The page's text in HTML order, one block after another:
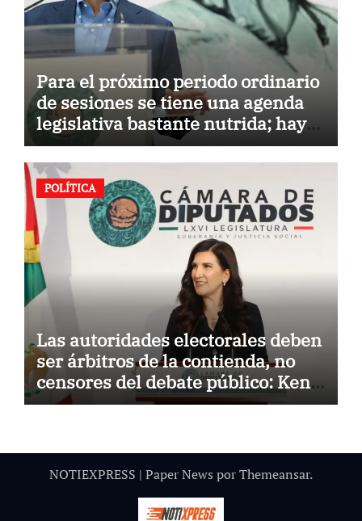
Para el próximo periodo ordinario
de sesiones se tiene una agenda
legislativa bastante nutrida; hay
19 temas: diputado Ricardo
Monreal
POLÍTICA
Las autoridades electorales deben
ser árbitros de la contienda, no
censores del debate público: Kenia
López Rabadán
NOTIEXPRESS | Paper News porThemeansar.